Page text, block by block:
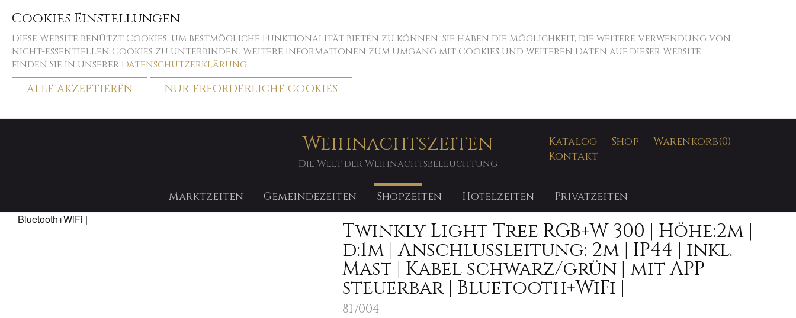
Cookies Einstellungen
Diese Website benützt Cookies, um bestmögliche Funktionalität bieten zu können. Sie haben die Möglichkeit, die weitere Verwendung von
nicht-essentiellen Cookies zu unterbinden. Weitere Informationen zum Umgang mit Cookies und weiteren Daten auf dieser Website
finden Sie in unserer Datenschutzerklärung.
ALLE AKZEPTIEREN NUR ERFORDERLICHE COOKIES
Weihnachtszeiten
Die Welt der Weihnachtsbeleuchtung
Katalog Shop Warenkorb(0)
Kontakt
Marktzeiten Gemeindezeiten Shopzeiten Hotelzeiten Privatzeiten
Twinkly Light Tree RGB+W 300 | Höhe:2m |
d:1m | Anschlußleitung: 2m | IP44 | inkl.
Mast | Kabel schwarz/grün | mit APP
steuerbar | Bluetooth+WiFi |
817004